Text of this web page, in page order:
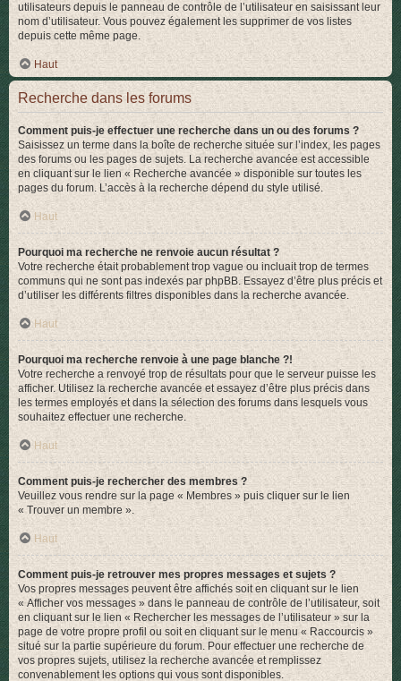
utilisateurs depuis le panneau de contrôle de l’utilisateur en saisissant leur
nom d’utilisateur. Vous pouvez également les supprimer de vos listes
depuis cette même page.
Haut
Recherche dans les forums
Comment puis-je effectuer une recherche dans un ou des forums ?
Saisissez un terme dans la boîte de recherche située sur l’index, les pages
des forums ou les pages de sujets. La recherche avancée est accessible
en cliquant sur le lien « Recherche avancée » disponible sur toutes les
pages du forum. L’accès à la recherche dépend du style utilisé.
Haut
Pourquoi ma recherche ne renvoie aucun résultat ?
Votre recherche était probablement trop vague ou incluait trop de termes
communs qui ne sont pas indexés par phpBB. Essayez d’être plus précis et
d’utiliser les différents filtres disponibles dans la recherche avancée.
Haut
Pourquoi ma recherche renvoie à une page blanche ?!
Votre recherche a renvoyé trop de résultats pour que le serveur puisse les
afficher. Utilisez la recherche avancée et essayez d’être plus précis dans
les termes employés et dans la sélection des forums dans lesquels vous
souhaitez effectuer une recherche.
Haut
Comment puis-je rechercher des membres ?
Veuillez vous rendre sur la page « Membres » puis cliquer sur le lien
« Trouver un membre ».
Haut
Comment puis-je retrouver mes propres messages et sujets ?
Vos propres messages peuvent être affichés soit en cliquant sur le lien
« Afficher vos messages » dans le panneau de contrôle de l’utilisateur, soit
en cliquant sur le lien « Rechercher les messages de l’utilisateur » sur la
page de votre propre profil ou soit en cliquant sur le menu « Raccourcis »
situé sur la partie supérieure du forum. Pour effectuer une recherche de
vos propres sujets, utilisez la recherche avancée et remplissez
convenablement les options qui vous sont disponibles.